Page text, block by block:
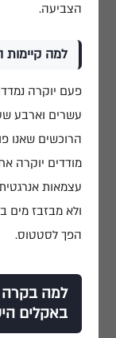
הצביעה.
למה קיימות
פעם יוקרה
עשרים וארבע
הרוכשים שאנו
מודדים יוקרה
עצמאות
ולא מבזבז מים
הפך לסטטוס.
למה בקרה
באקלים